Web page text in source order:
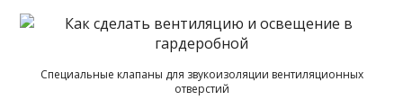
Специальные клапаны для звукоизоляции вентиляционных
отверстий